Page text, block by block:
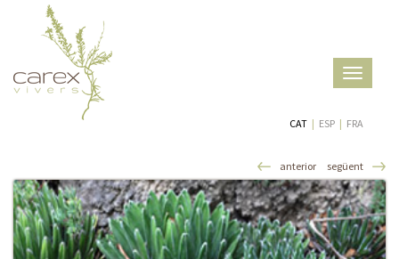
Toggle
CAT | ESP | FRA
anterior següent